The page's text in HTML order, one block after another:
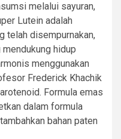
melalui sayuran,
Lutein adalah
telah disempurnakan,
hidup
menggunakan
Frederick Khachik
Formula emas
dalam formula
bahan paten